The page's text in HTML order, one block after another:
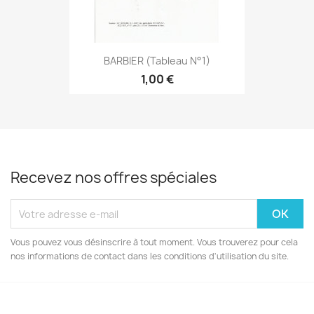
BARBIER (tableau N°1)
1,00 €
Recevez nos offres spéciales
Vous pouvez vous désinscrire à tout moment. Vous trouverez pour cela
nos informations de contact dans les conditions d'utilisation du site.